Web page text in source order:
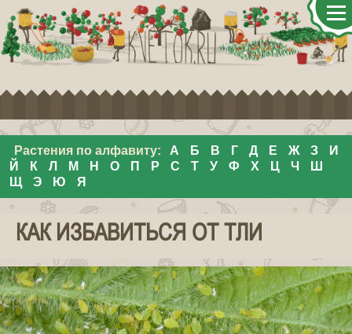
Растения по алфавиту: А Б В Г Д Е Ж З
И
Й
К Л М Н О П Р С Т У Ф Х Ц Ч
Ш
Щ
Э Ю Я
КАК ИЗБАВИТЬСЯ ОТ ТЛИ